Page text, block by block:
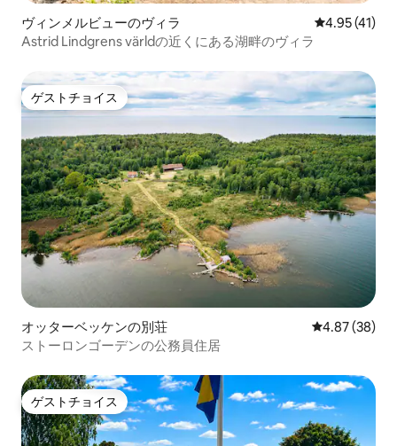
ヴィンメルビューのヴィラ レビュー41
4.95 (41)
Astrid Lindgrens världの近くにある湖畔のヴィラ
ゲストチョイス
ゲストチョイス
オッターベッケンの別荘 レビュー38
4.87 (38)
ストーロンゴーデンの公務員住居
ゲストチョイス
ゲストチョイス